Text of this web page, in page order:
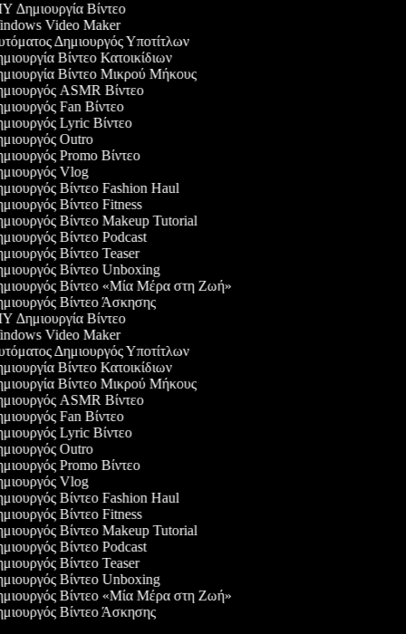
Δημιουργία Βίντεο
Video Maker
Δημιουργός Υποτίτλων
Βίντεο Κατοικίδιων
Βίντεο Μικρού Μήκους
ASMR Βίντεο
Fan Βίντεο
Lyric Βίντεο
Outro
Promo Βίντεο
Vlog
Βίντεο Fashion Haul
Βίντεο Fitness
Βίντεο Makeup Tutorial
Βίντεο Podcast
Βίντεο Teaser
Βίντεο Unboxing
Βίντεο «Μία Μέρα στη Ζωή»
Βίντεο Άσκησης
Δημιουργία Βίντεο
Video Maker
Δημιουργός Υποτίτλων
Βίντεο Κατοικίδιων
Βίντεο Μικρού Μήκους
ASMR Βίντεο
Fan Βίντεο
Lyric Βίντεο
Outro
Promo Βίντεο
Vlog
Βίντεο Fashion Haul
Βίντεο Fitness
Βίντεο Makeup Tutorial
Βίντεο Podcast
Βίντεο Teaser
Βίντεο Unboxing
Βίντεο «Μία Μέρα στη Ζωή»
Βίντεο Άσκησης